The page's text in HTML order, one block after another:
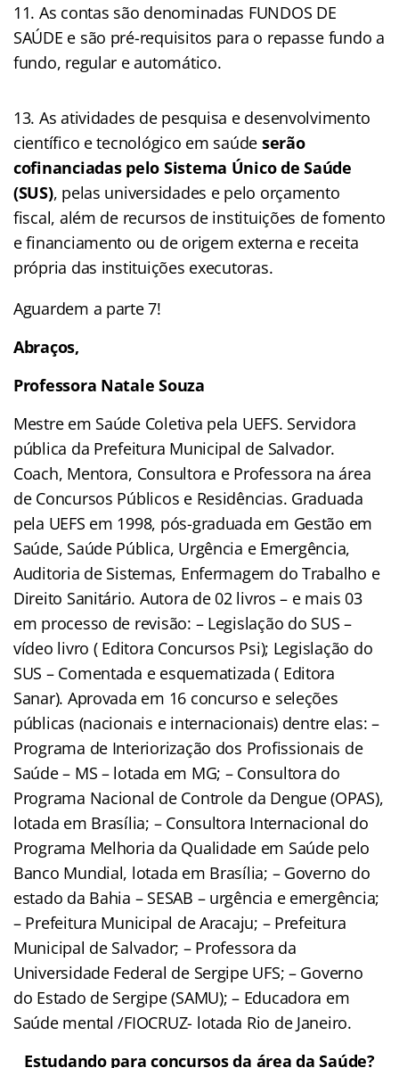
As contas são denominadas FUNDOS DE
SAÚDE e são pré-requisitos para o repasse fundo a
fundo, regular e automático.
As atividades de pesquisa e desenvolvimento
científico e tecnológico em saúde serão
cofinanciadas pelo Sistema Único de Saúde
(SUS), pelas universidades e pelo orçamento
fiscal, além de recursos de instituições de fomento
e financiamento ou de origem externa e receita
própria das instituições executoras.
Aguardem a parte 7!
Abraços,
Professora Natale Souza
Mestre em Saúde Coletiva pela UEFS. Servidora
pública da Prefeitura Municipal de Salvador.
Coach, Mentora, Consultora e Professora na área
de Concursos Públicos e Residências. Graduada
pela UEFS em 1998, pós-graduada em Gestão em
Saúde, Saúde Pública, Urgência e Emergência,
Auditoria de Sistemas, Enfermagem do Trabalho e
Direito Sanitário. Autora de 02 livros – e mais 03
em processo de revisão: – Legislação do SUS –
vídeo livro ( Editora Concursos Psi); Legislação do
SUS – Comentada e esquematizada ( Editora
Sanar). Aprovada em 16 concurso e seleções
públicas (nacionais e internacionais) dentre elas: –
Programa de Interiorização dos Profissionais de
Saúde – MS – lotada em MG; – Consultora do
Programa Nacional de Controle da Dengue (OPAS),
lotada em Brasília; – Consultora Internacional do
Programa Melhoria da Qualidade em Saúde pelo
Banco Mundial, lotada em Brasília; – Governo do
estado da Bahia – SESAB – urgência e emergência;
– Prefeitura Municipal de Aracaju; – Prefeitura
Municipal de Salvador; – Professora da
Universidade Federal de Sergipe UFS; – Governo
do Estado de Sergipe (SAMU); – Educadora em
Saúde mental /FIOCRUZ- lotada Rio de Janeiro.
Estudando para concursos da área da Saúde?